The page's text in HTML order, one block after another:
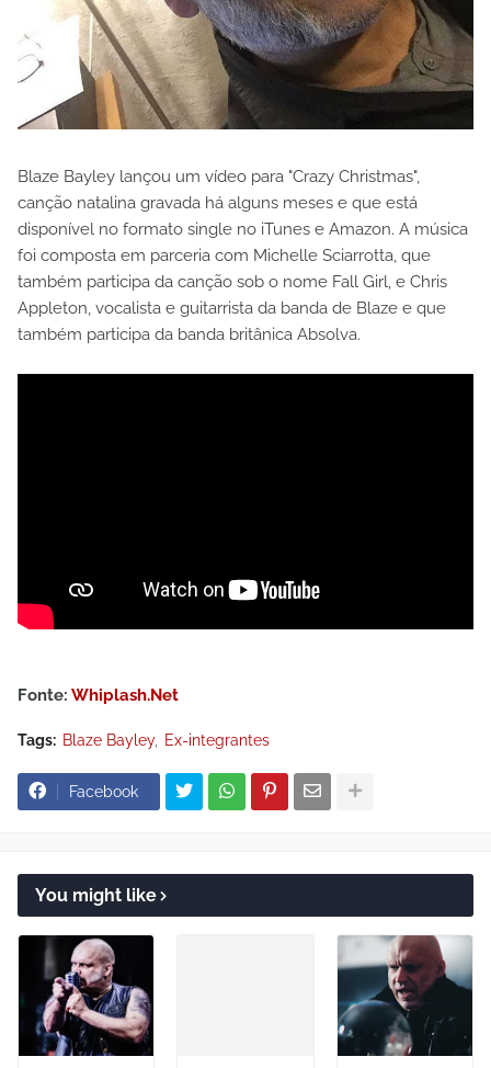
Blaze Bayley lançou um vídeo para "Crazy Christmas",
canção natalina gravada há alguns meses e que está
disponível no formato single no iTunes e Amazon. A música
foi composta em parceria com Michelle Sciarrotta, que
também participa da canção sob o nome Fall Girl, e Chris
Appleton, vocalista e guitarrista da banda de Blaze e que
também participa da banda britânica Absolva.
Fonte: Whiplash.Net
Tags: Blaze Bayley Ex-integrantes
Facebook
You might like